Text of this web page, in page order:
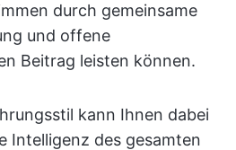
durch gemeinsame
und offene
Beitrag leisten können.
kann Ihnen dabei
Intelligenz des gesamten